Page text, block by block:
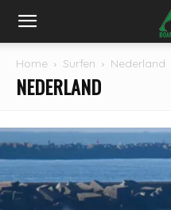
Home Surfen Nederland
NEDERLAND